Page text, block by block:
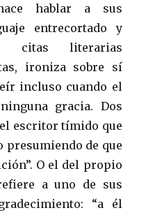
hablar a sus
entrecortado y
citas literarias
ironiza sobre sí
incluso cuando el
gracia. Dos
escritor tímido que
presumiendo de que
O el del propio
a uno de sus
“a él